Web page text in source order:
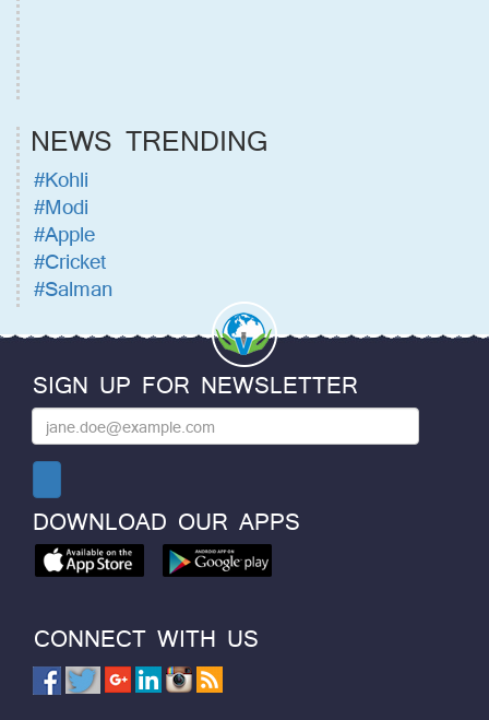
NEWS TRENDING
#Kohli
#Modi
#Apple
#Cricket
#Salman
SIGN UP FOR NEWSLETTER
DOWNLOAD OUR APPS
CONNECT WITH US